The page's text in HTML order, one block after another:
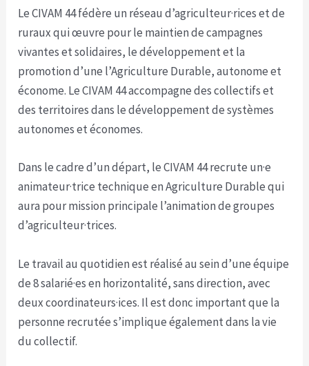
Le CIVAM 44 fédère un réseau d’agriculteur·rices et de
ruraux qui œuvre pour le maintien de campagnes
vivantes et solidaires, le développement et la
promotion d’une l’Agriculture Durable, autonome et
économe. Le CIVAM 44 accompagne des collectifs et
des territoires dans le développement de systèmes
autonomes et économes.
Dans le cadre d’un départ, le CIVAM 44 recrute un·e
animateur·trice technique en Agriculture Durable qui
aura pour mission principale l’animation de groupes
d’agriculteur·trices.
Le travail au quotidien est réalisé au sein d’une équipe
de 8 salarié·es en horizontalité, sans direction, avec
deux coordinateurs·ices. Il est donc important que la
personne recrutée s’implique également dans la vie
du collectif.